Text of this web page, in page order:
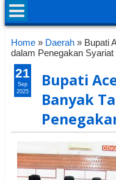
Home » Daerah » Bupati
dalam Penegakan Syariat
Bupati
Banyak
21
Sep
2025